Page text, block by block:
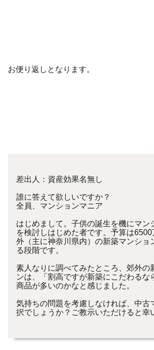
お便り返しとなります。
差出人：資産効果名無し
誰に答えて欲しいですか？
全員、マンションマニア
はじめまして。子供の誕生を機にマン
を検討しはじめた者です。予算は
外（主に神奈川県内）の新築マンショ
る段階です。
素人なりに調べてみたところ、郊外の
ンは、「割高ですが新築にこだわるな
商品が多いのかなと感じました。
気持ちの問題を考慮しなければ、中古
択でしょうか？ご教示いただけると幸